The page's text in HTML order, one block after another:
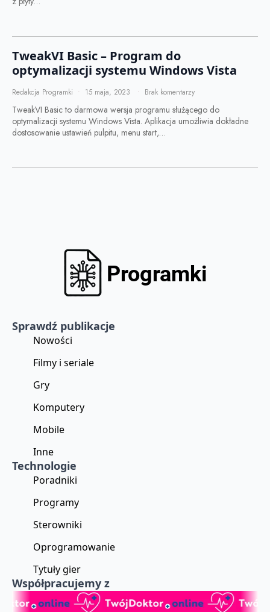
TweakVI Basic – Program do
optymalizacji systemu Windows Vista
Redakcja Programki 15 maja, 2023 Brak komentarzy
TweakVI Basic to darmowa wersja programu służącego do
optymalizacji systemu Windows Vista. Aplikacja umożliwia dokładne
dostosowanie ustawień pulpitu, menu start,…
Sprawdź publikacje
Nowości
Filmy i seriale
Gry
Komputery
Mobile
Inne
Technologie
Poradniki
Programy
Sterowniki
Oprogramowanie
Tytuły gier
Współpracujemy z